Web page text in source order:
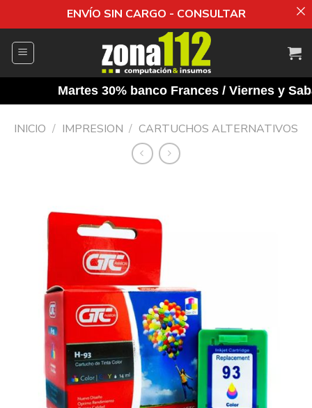
ENVÍO SIN CARGO - CONSULTAR
Martes 30% banco Frances / Viernes y
INICIO / IMPRESION / CARTUCHOS ALTERNATIVOS